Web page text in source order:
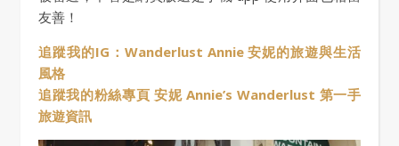
友善！
追蹤我的IG：Wanderlust Annie 安妮的旅遊與生活
風格
追蹤我的粉絲專頁 安妮 Annie’s Wanderlust 第一手
旅遊資訊